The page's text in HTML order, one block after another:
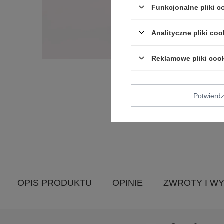
OPIS PRODUKTU OPINIE ZWROTY I
Funkcjonalne pliki
Analityczne pliki
Reklamowe pliki